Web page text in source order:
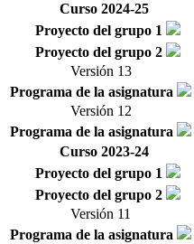
Curso 2024-25
Proyecto del grupo 1
Proyecto del grupo 2
Versión 13
Programa de la asignatura
Versión 12
Programa de la asignatura
Curso 2023-24
Proyecto del grupo 1
Proyecto del grupo 2
Versión 11
Programa de la asignatura